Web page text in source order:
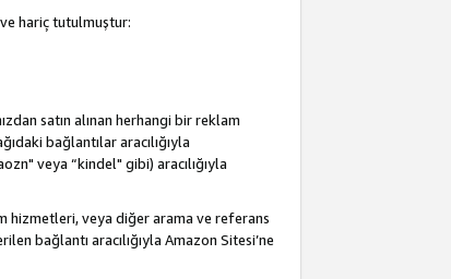
hariç tutulmuştur:
satın alınan herhangi bir reklam
bağlantılar aracılığıyla
veya “kindel" gibi) aracılığıyla
hizmetleri, veya diğer arama ve referans
bağlantı aracılığıyla Amazon Sitesi’ne